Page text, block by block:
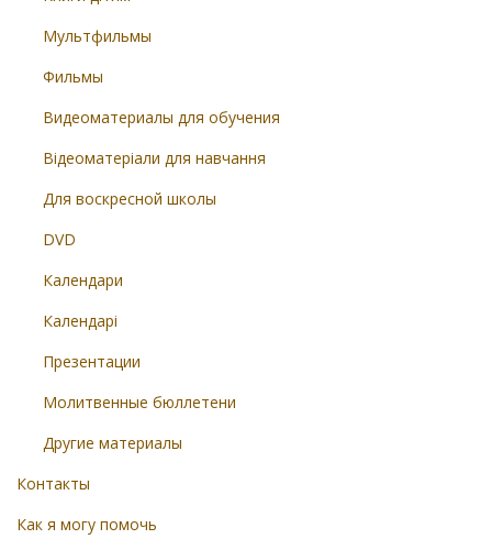
Мультфильмы
Фильмы
Видеоматериалы для обучения
Відеоматеріали для навчання
Для воскресной школы
DVD
Календари
Календарі
Презентации
Молитвенные бюллетени
Другие материалы
Контакты
Как я могу помочь